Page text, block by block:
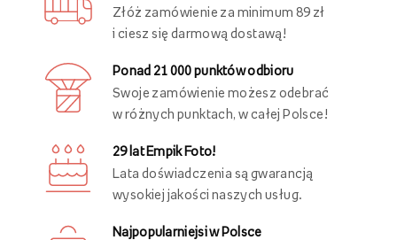
Złóż zamówienie za minimum 89 zł
i ciesz się darmową dostawą!
Ponad 21 000 punktów odbioru
Swoje zamówienie możesz odebrać
w różnych punktach, w całej Polsce!
29 lat Empik Foto!
Lata doświadczenia są gwarancją
wysokiej jakości naszych usług.
Najpopularniejsi w Polsce